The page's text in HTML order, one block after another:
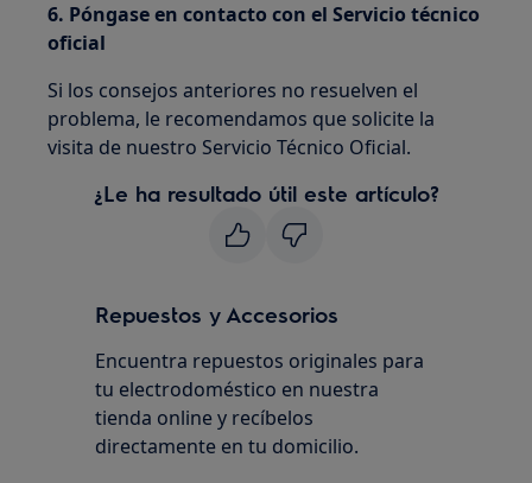
6. Póngase en contacto con el Servicio técnico
oficial
Si los consejos anteriores no resuelven el
problema, le recomendamos que solicite la
visita de nuestro Servicio Técnico Oficial.
¿Le ha resultado útil este artículo?
Repuestos y Accesorios
Encuentra repuestos originales para
tu electrodoméstico en nuestra
tienda online y recíbelos
directamente en tu domicilio.